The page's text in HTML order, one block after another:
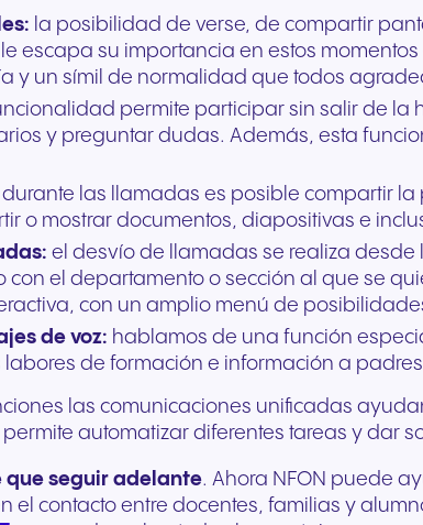
la posibilidad de verse, de compartir
escapa su importancia en estos
y un símil de normalidad que todos
permite participar sin salir de la
y preguntar dudas. Además, esta
durante las llamadas es posible compartir
o mostrar documentos, diapositivas e
el desvío de llamadas se realiza desde
con el departamento o sección al que se
con un amplio menú de
de voz: hablamos de una función
de formación e información a
las comunicaciones unificadas
automatizar diferentes tareas y dar
que seguir adelante. Ahora NFON puede
el contacto entre docentes, familias y